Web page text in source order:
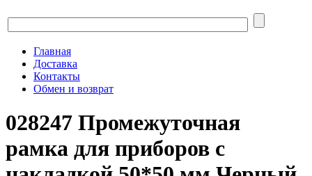
Главная
Доставка
Контакты
Обмен и возврат
028247 Промежуточная
рамка для приборов с